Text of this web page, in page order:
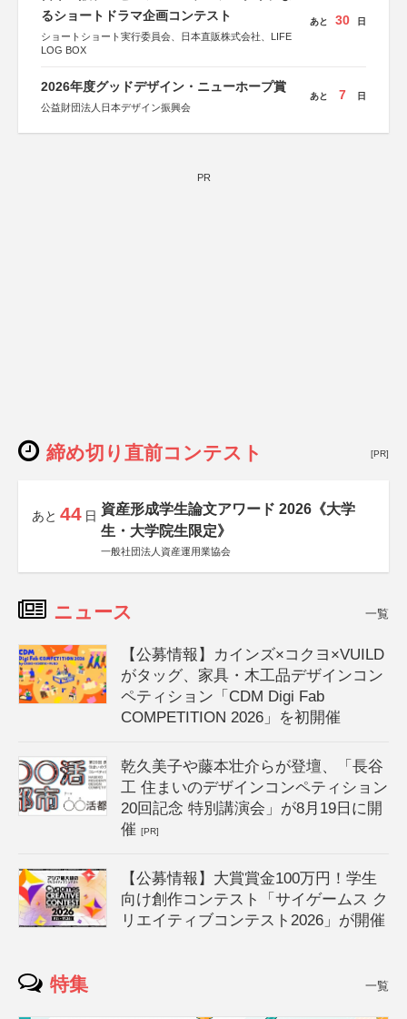
るショートドラマ企画コンテスト
ショートショート実行委員会、日本直販株式会社、LIFE
LOG BOX
あと 30 日
2026年度グッドデザイン・ニューホープ賞
公益財団法人日本デザイン振興会
あと 7 日
PR
締め切り直前コンテスト [PR]
あと 44 日 資産形成学生論文アワード 2026《大学
生・大学院生限定》
一般社団法人資産運用業協会
ニュース 一覧
【公募情報】カインズ×コクヨ×VUILD
がタッグ、家具・木工品デザインコン
ペティション「CDM Digi Fab
COMPETITION 2026」を初開催
乾久美子や藤本壮介らが登壇、「長谷
工 住まいのデザインコンペティション
20回記念 特別講演会」が8月19日に開
催[PR]
【公募情報】大賞賞金100万円！学生
向け創作コンテスト「サイゲームス ク
リエイティブコンテスト2026」が開催
特集 一覧